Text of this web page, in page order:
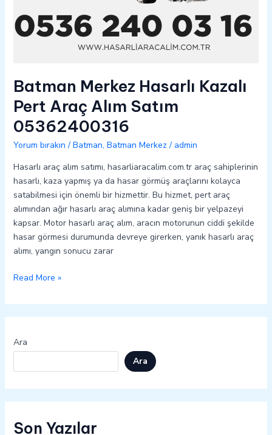
Batman Merkez Hasarlı Kazalı
Pert Araç Alım Satım
05362400316
Yorum bırakın / Batman, Batman Merkez/ admin
Hasarlı araç alım satımı, hasarliaracalim.com.tr araç sahiplerinin
hasarlı, kaza yapmış ya da hasar görmüş araçlarını kolayca
satabilmesi için önemli bir hizmettir. Bu hizmet, pert araç
alımından ağır hasarlı araç alımına kadar geniş bir yelpazeyi
kapsar. Motor hasarlı araç alım, aracın motorunun ciddi şekilde
hasar görmesi durumunda devreye girerken, yanık hasarlı araç
alımı, yangın sonucu zarar
Read More »
Ara
Ara
Son Yazılar